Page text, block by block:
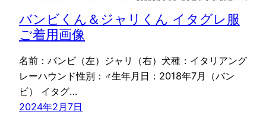
バンビくん＆ジャリくん イタグレ服
ご着用画像
名前：バンビ（左）ジャリ（右）犬種：イタリアング
レーハウンド性別：♂生年月日：2018年7月（バン
ビ） イタグ…
2024年2月7日